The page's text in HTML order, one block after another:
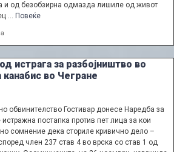
и од безобзирна одмазда лишиле од живот
… Повеќе
истрага за разбојништво во
канабис во Чегране
обвинителство Гостивар донесе Наредба за
постапка против пет лица за кои
сомнение дека сториле кривично дело –
член 237 став 4 во врска со став 1 од